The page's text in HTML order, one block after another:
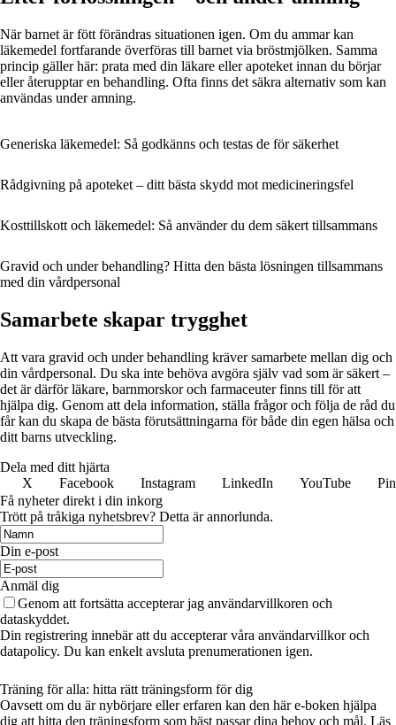
När barnet är fött förändras situationen igen. Om du ammar kan
läkemedel fortfarande överföras till barnet via bröstmjölken. Samma
princip gäller här: prata med din läkare eller apoteket innan du börjar
eller återupptar en behandling. Ofta finns det säkra alternativ som kan
användas under amning.
Generiska läkemedel: Så godkänns och testas de för säkerhet
Rådgivning på apoteket – ditt bästa skydd mot medicineringsfel
Kosttillskott och läkemedel: Så använder du dem säkert tillsammans
Gravid och under behandling? Hitta den bästa lösningen tillsammans
med din vårdpersonal
Samarbete skapar trygghet
Att vara gravid och under behandling kräver samarbete mellan dig och
din vårdpersonal. Du ska inte behöva avgöra själv vad som är säkert –
det är därför läkare, barnmorskor och farmaceuter finns till för att
hjälpa dig. Genom att dela information, ställa frågor och följa de råd du
får kan du skapa de bästa förutsättningarna för både din egen hälsa och
ditt barns utveckling.
Dela med ditt hjärta
X
Facebook Instagram LinkedIn YouTube
Få nyheter direkt i din inkorg
Trött på tråkiga nyhetsbrev? Detta är annorlunda.
Din e-post
Anmäl dig
Genom att fortsätta accepterar jag användarvillkoren och
dataskyddet.
Din registrering innebär att du accepterar våra användarvillkor och
datapolicy. Du kan enkelt avsluta prenumerationen igen.
Träning för alla: hitta rätt träningsform för dig
Oavsett om du är nybörjare eller erfaren kan den här e-boken hjälpa
dig att hitta den träningsform som bäst passar dina behov och mål. Läs